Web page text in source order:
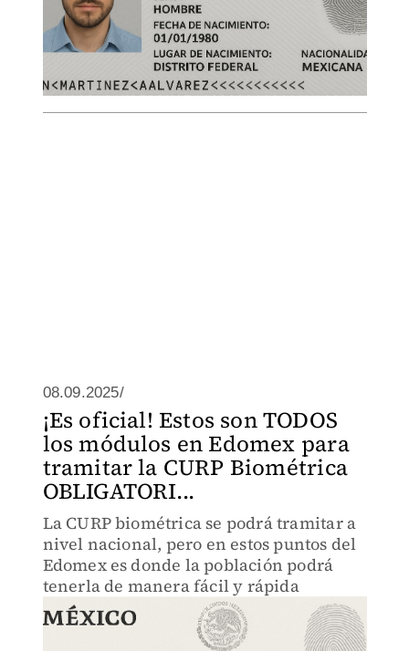
08.09.2025/
¡Es oficial! Estos son TODOS
los módulos en Edomex para
tramitar la CURP Biométrica
OBLIGATORI...
La CURP biométrica se podrá tramitar a
nivel nacional, pero en estos puntos del
Edomex es donde la población podrá
tenerla de manera fácil y rápida